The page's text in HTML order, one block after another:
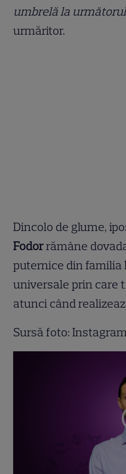
umbrelă la următorul
urmăritor.
Dincolo de glume,
Fodorrămâne
puternice din familia
universale prin care
atunci când
Sursă foto: Instagram